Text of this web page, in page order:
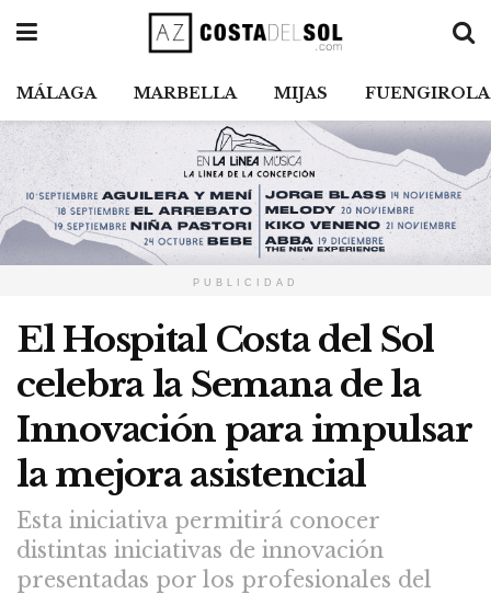
MÁLAGA MARBELLA MIJAS FUENGIROLA
PUBLICIDAD
El Hospital Costa del Sol
celebra la Semana de la
Innovación para impulsar
la mejora asistencial
Esta iniciativa permitirá conocer
distintas iniciativas de innovación
presentadas por los profesionales del